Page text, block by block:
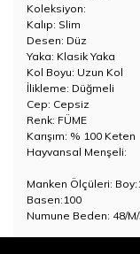
Koleksiyon:
Kalıp: Slim
Desen: Düz
Yaka: Klasik Yaka
Kol Boyu: Uzun Kol
İlikleme: Düğmeli
Cep: Cepsiz
Renk: FÜME
Karışım: % 100 Keten
Hayvansal Menşeli:
Manken Ölçüleri:
Basen:100
Numune Beden: 48/